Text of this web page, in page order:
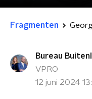
Fragmenten
Bureau
VPRO
12 juni 2024